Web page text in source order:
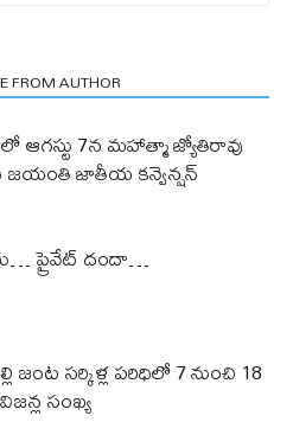
FROM AUTHOR
7న మహాత్మా జ్యోతిరావు
జయంతి జాతీయ కన్వెన్షన్
ప్రైవేట్ దందా…
జంట సర్కిళ్ల పరిధిలో 7 నుంచి 18
సంఖ్య